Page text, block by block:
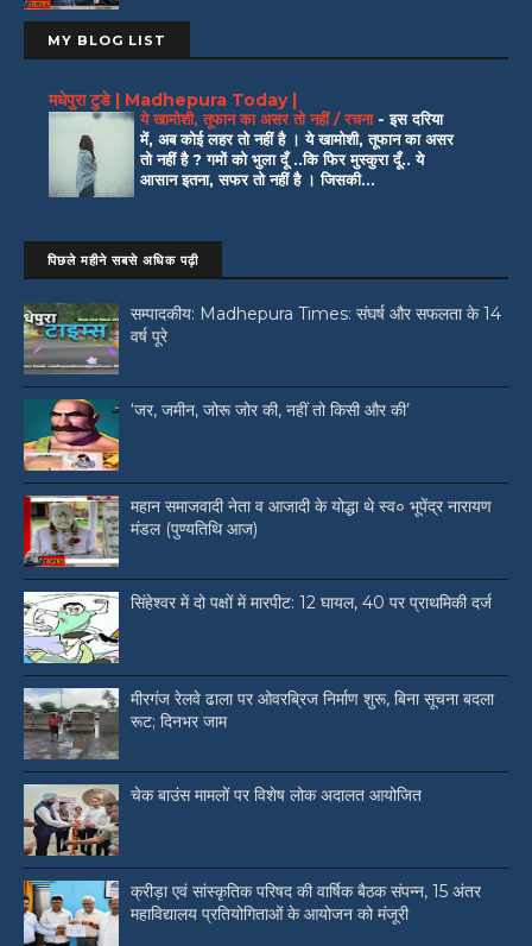
MY BLOG LIST
मधेपुरा टुडे | Madhepura Today |
ये खामोशी, तूफान का असर तो नहीं / रचना -इस दरिया
में, अब कोई लहर तो नहीं है । ये खामोशी, तूफान का असर
तो नहीं है ? गमों को भुला दूँ ..कि फिर मुस्कुरा दूँ.. ये
आसान इतना, सफर तो नहीं है । जिसकी...
पिछले महीने सबसे अधिक पढ़ी
सम्पादकीय: Madhepura Times: संघर्ष और सफलता के 14
वर्ष पूरे
‘जर, जमीन, जोरू जोर की, नहीं तो किसी और की’
महान समाजवादी नेता व आजादी के योद्धा थे स्व० भूपेंद्र नारायण
मंडल (पुण्यतिथि आज)
सिंहेश्वर में दो पक्षों में मारपीट: 12 घायल, 40 पर प्राथमिकी दर्ज
मीरगंज रेलवे ढाला पर ओवरब्रिज निर्माण शुरू, बिना सूचना बदला
रूट; दिनभर जाम
चेक बाउंस मामलों पर विशेष लोक अदालत आयोजित
क्रीड़ा एवं सांस्कृतिक परिषद की वार्षिक बैठक संपन्न, 15 अंतर
महाविद्यालय प्रतियोगिताओं के आयोजन को मंजूरी